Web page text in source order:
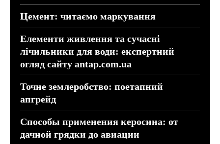
Цемент: читаємо маркування
Елементи живлення та сучасні
лічильники для води: експертний
огляд сайту antap.com.ua
Точне землеробство: поетапний
апгрейд
Способы применения керосина: от
дачной грядки до авиации